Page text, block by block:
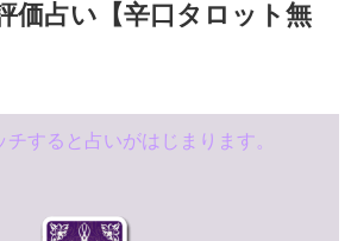
価占い【辛口タロット無
チすると占いがはじまります。